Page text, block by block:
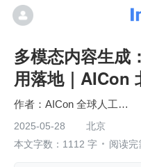
多模态内容生成
用落地｜AICon
AICon 全球人工智能开发与应用大会
2025-05-28
北京
本文字数：1112 字
阅读完